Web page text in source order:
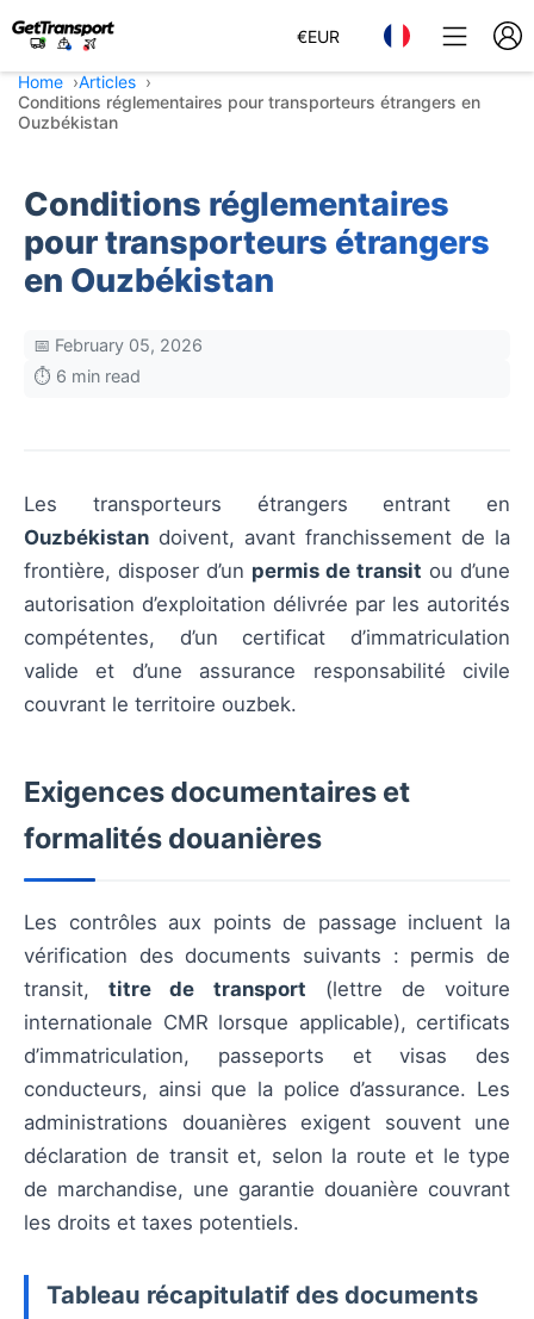
€EUR
Home
Articles
Conditions réglementaires pour transporteurs étrangers en
Ouzbékistan
Conditions réglementaires
pour transporteurs étrangers
en Ouzbékistan
📅 February 05, 2026
⏱️ 6 min read
Les transporteurs étrangers entrant en
Ouzbékistan doivent, avant franchissement de la
frontière, disposer d’un permis de transit ou d’une
autorisation d’exploitation délivrée par les autorités
compétentes, d’un certificat d’immatriculation
valide et d’une assurance responsabilité civile
couvrant le territoire ouzbek.
Exigences documentaires et
formalités douanières
Les contrôles aux points de passage incluent la
vérification des documents suivants : permis de
transit,titre de transport (lettre de voiture
internationale CMR lorsque applicable), certificats
d’immatriculation, passeports et visas des
conducteurs, ainsi que la police d’assurance. Les
administrations douanières exigent souvent une
déclaration de transit et, selon la route et le type
de marchandise, une garantie douanière couvrant
les droits et taxes potentiels.
Tableau récapitulatif des documents